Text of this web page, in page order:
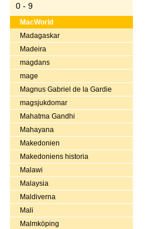
0 - 9
MacWorld
Madagaskar
Madeira
magdans
mage
Magnus Gabriel de la Gardie
magsjukdomar
Mahatma Gandhi
Mahayana
Makedonien
Makedoniens historia
Malawi
Malaysia
Maldiverna
Mali
Malmköping